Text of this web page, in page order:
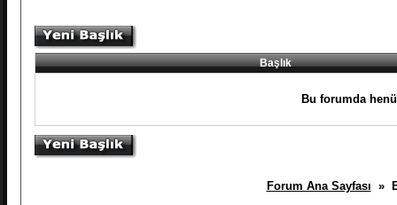
Başlık
Bu forumda
Forum Ana Sayfası »